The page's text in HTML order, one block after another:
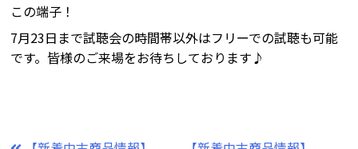
この端子！
7月23日まで試聴会の時間帯以外はフリーでの試聴も可能
です。皆様のご来場をお待ちしております♪